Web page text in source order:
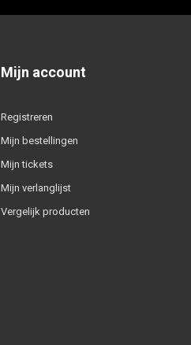
Mijn account
Registreren
Mijn bestellingen
Mijn tickets
Mijn verlanglijst
Vergelijk producten